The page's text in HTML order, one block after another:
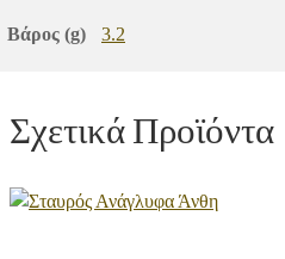
Βάρος (g) 3.2
Σχετικά Προϊόντα